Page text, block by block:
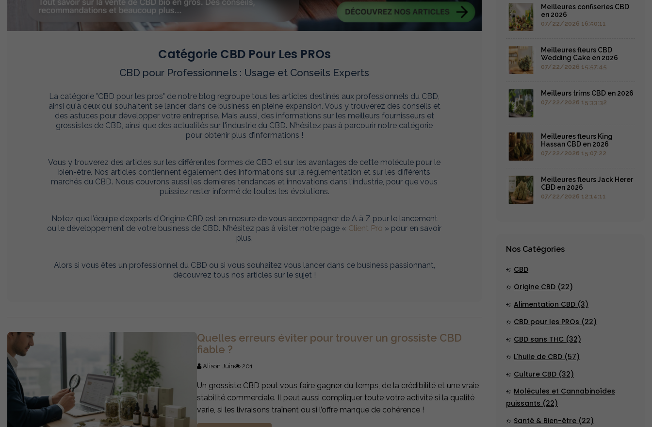
Catégorie CBD Pour Les PROs
CBD pour Professionnels : Usage et Conseils Experts
La catégorie "CBD pour les pros" de notre blog regroupe tous les articles destinés aux professionnels du CBD,
ainsi qu'à ceux qui souhaitent se lancer dans ce business en pleine expansion. Vous y trouverez des conseils et
des astuces pour développer votre entreprise. Mais aussi, des informations sur les meilleurs fournisseurs et
grossistes de CBD, ainsi que des actualités sur l'industrie du CBD. N’hésitez pas à parcourir notre catégorie
pour obtenir plus d’informations !
Vous y trouverez des articles sur les différentes formes de CBD et sur les avantages de cette molécule pour le
bien-être. Nos articles contiennent également des informations sur la réglementation et sur les différents
marchés du CBD. Nous couvrons aussi les dernières tendances et innovations dans l'industrie, pour que vous
puissiez rester informé de toutes les évolutions.
Notez que l’équipe d’experts d’Origine CBD est en mesure de vous accompagner de A à Z pour le lancement
ou le développement de votre business de CBD. N’hésitez pas à visiter notre page « Client Pro » pour en savoir
plus.
Alors si vous êtes un professionnel du CBD ou si vous souhaitez vous lancer dans ce business passionnant,
découvrez tous nos articles sur le sujet !
Quelles erreurs éviter pour trouver un grossiste CBD
fiable ?
Alison Juin 201
Un grossiste CBD peut vous faire gagner du temps, de la crédibilité et une vraie
stabilité commerciale. Il peut aussi compliquer toute votre activité si la qualité
varie, si les livraisons traînent ou si l’offre manque de cohérence !
Meilleures confiseries CBD
en 2026
07/22/2026 16:50:11
Meilleures fleurs CBD
Wedding Cake en 2026
07/22/2026 15:57:45
Meilleurs trims CBD en 2026
07/22/2026 15:33:32
Meilleures fleurs King
Hassan CBD en 2026
07/22/2026 15:07:22
Meilleures fleurs Jack Herer
CBD en 2026
07/22/2026 12:14:11
Nos Catégories
CBD
Origine CBD (22)
Alimentation CBD (3)
CBD pour les PROs (22)
CBD sans THC (32)
L'huile de CBD (57)
Culture CBD (32)
Molécules et Cannabinoïdes
puissants (22)
Santé & Bien-être (22)